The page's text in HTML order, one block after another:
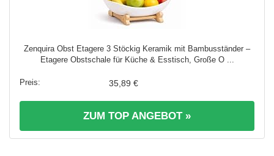
Zenquira Obst Etagere 3 Stöckig Keramik mit Bambusständer –
Etagere Obstschale für Küche & Esstisch, Große O ...
35,89 €
ZUM TOP ANGEBOT »